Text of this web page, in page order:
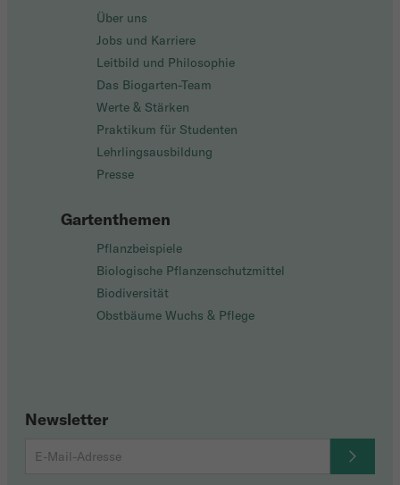
Über uns
Jobs und Karriere
Leitbild und Philosophie
Das Biogarten-Team
Werte & Stärken
Praktikum für Studenten
Lehrlingsausbildung
Presse
Gartenthemen
Pflanzbeispiele
Biologische Pflanzenschutzmittel
Biodiversität
Obstbäume Wuchs & Pflege
Newsletter